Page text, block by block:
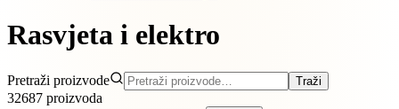
Rasvjeta i elektro
Pretraži proizvode Traži
32687 proizvoda